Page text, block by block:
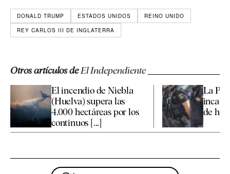
DONALD TRUMP ESTADOS UNIDOS
REINO UNIDO
REY CARLOS III DE INGLATERRA
Otros artículos deEl Independiente
El incendio de Niebla
(Huelva) supera las
4.000 hectáreas por los
continuos [...]
La
de